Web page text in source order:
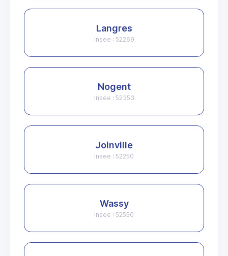
Langres
Insee : 52269
Nogent
Insee : 52353
Joinville
Insee : 52250
Wassy
Insee : 52550